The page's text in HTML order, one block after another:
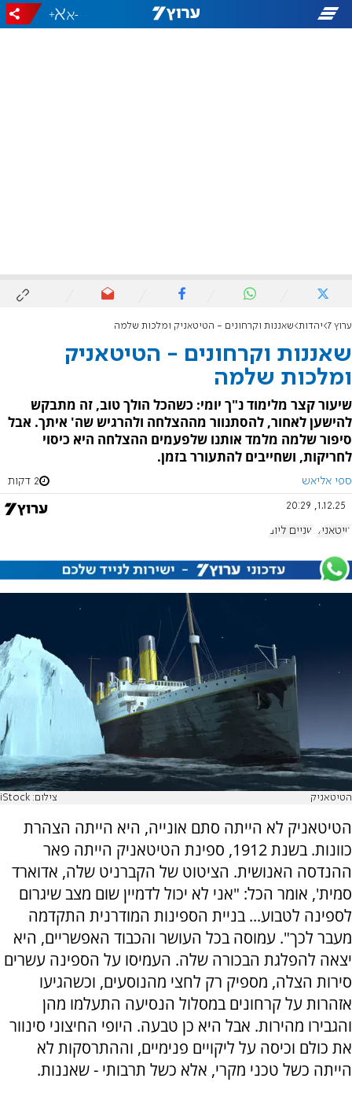
-
+
ערוץ 7 יהדות שאננות וקרחונים - הטיטאניק ומלכות שלמה
שאננות וקרחונים - הטיטאניק
ומלכות שלמה
שיעור קצר מלימוד נ"ך יומי: כשהכל הולך טוב, זה מתבקש
להישען לאחור, להסתנוור מההצלחה ולהרגיש שה' איתך. אבל
סיפור שלמה מלמד אותנו שלפעמים ההצלחה היא כיסוי
לחריקות, ושחייבים להתעורר בזמן.
ספי אליאש 2 דקות
1.12.25, 20:29
טיטאניק שניים ליום
הטיטאניק צילום: iStock
הטיטאניק לא הייתה סתם אונייה, היא הייתה הצהרת
כוונות. בשנת 1912, ספינת הטיטאניק הייתה פאר
ההנדסה האנושית. הציטוט של הקברניט שלה, אדוארד
סמית', אומר הכל: "אני לא יכול לדמיין שום מצב שיגרום
לספינה לטבוע... בניית הספינות המודרנית התקדמה
מעבר לכך". עמוסה בכל העושר והכבוד האפשריים, היא
יצאה להפלגת הבכורה שלה. העמיסו על הספינה עשרים
סירות הצלה, מספיק רק לחצי מהנוסעים, וכשהגיעו
אזהרות על קרחונים במסלול הנסיעה התעלמו מהן
והגבירו מהירות. אבל היא כן טבעה. היופי החיצוני סינוור
את כולם וכיסה על ליקויים פנימיים, וההתרסקות לא
הייתה כשל טכני מקרי, אלא כשל תרבותי - שאננות.